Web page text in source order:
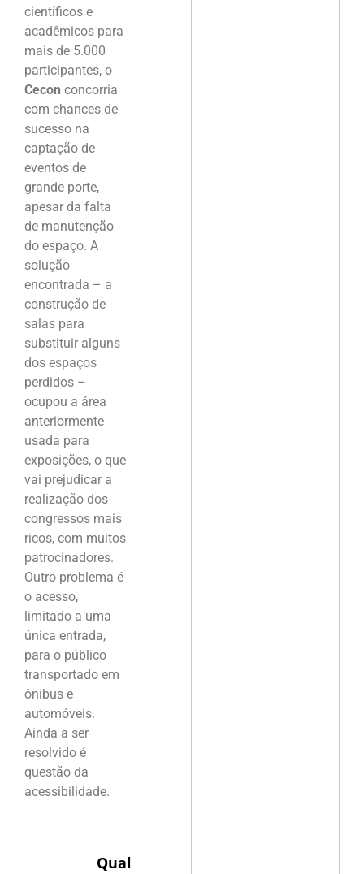
científicos e
acadêmicos para
mais de 5.000
participantes, o
Cecon concorria
com chances de
sucesso na
captação de
eventos de
grande porte,
apesar da falta
de manutenção
do espaço. A
solução
encontrada – a
construção de
salas para
substituir alguns
dos espaços
perdidos –
ocupou a área
anteriormente
usada para
exposições, o que
vai prejudicar a
realização dos
congressos mais
ricos, com muitos
patrocinadores.
Outro problema é
o acesso,
limitado a uma
única entrada,
para o público
transportado em
ônibus e
automóveis.
Ainda a ser
resolvido é
questão da
acessibilidade.
Qual